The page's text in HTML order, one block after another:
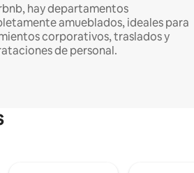
hay departamentos
amueblados, ideales para
corporativos, traslados y
de personal.